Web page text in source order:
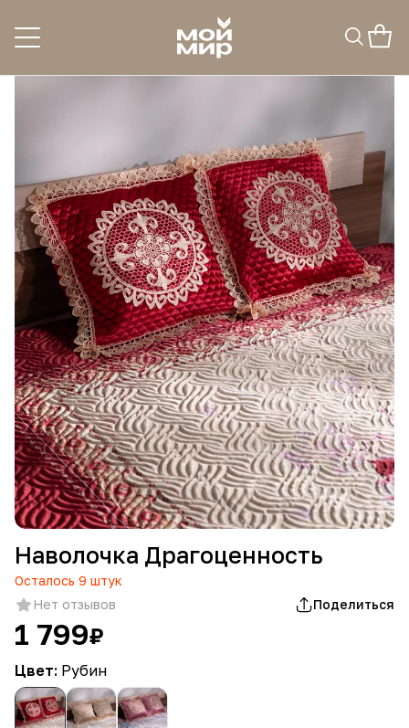
Наволочка Драгоценность
Осталось 9 штук
Нет отзывов
Поделиться
1 799₽
Цвет: Рубин